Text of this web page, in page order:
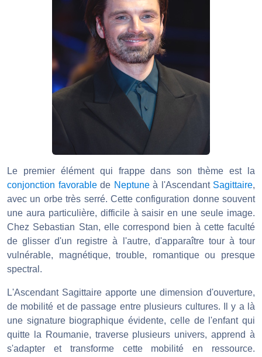
Le premier élément qui frappe dans son thème est la
conjonction favorablede Neptuneà l'Ascendant Sagittaire,
avec un orbe très serré. Cette configuration donne souvent
une aura particulière, difficile à saisir en une seule image.
Chez Sebastian Stan, elle correspond bien à cette faculté
de glisser d'un registre à l'autre, d'apparaître tour à tour
vulnérable, magnétique, trouble, romantique ou presque
spectral.
L'Ascendant Sagittaire apporte une dimension d'ouverture,
de mobilité et de passage entre plusieurs cultures. Il y a là
une signature biographique évidente, celle de l'enfant qui
quitte la Roumanie, traverse plusieurs univers, apprend à
s'adapter et transforme cette mobilité en ressource.